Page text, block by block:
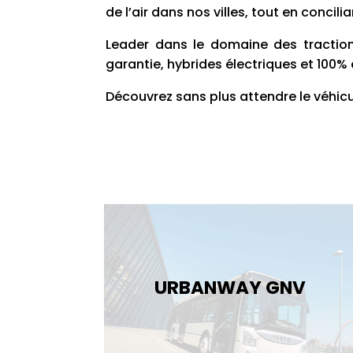
de l’air dans nos villes, tout en
Leader dans le domaine des
garantie, hybrides électriques et
Découvrez sans plus attendre le
URBANWAY GNV